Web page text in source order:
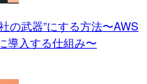
の武器”にする方法〜AWS
導入する仕組み〜